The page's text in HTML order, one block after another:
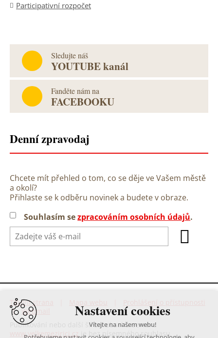
Participativní rozpočet
Sledujte náš
YOUTUBE kanál
Fanděte nám na
FACEBOOKU
Denní zpravodaj
Chcete mít přehled o tom, co se děje ve Vašem městě
a okolí?
Přihlaste se k odběru novinek a budete v obraze.
Souhlasím sezpracováním osobních údajů.
Titulní strana
| Webmail
Publikování nebo další šíření obsahu serveru
www.velkemezirici.cz
je bez písemného souhlasu
Nastavení cookies
Vítejte na našem webu!